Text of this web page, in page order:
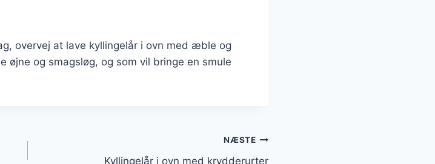
overvej at lave kyllingelår i ovn med æble og
og smagsløg, og som vil bringe en smule
NÆSTE
Kyllingelår i ovn med krydderurter